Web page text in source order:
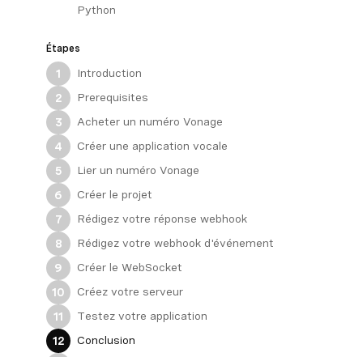
Python
Étapes
1
Introduction
2
Prerequisites
3
Acheter un numéro Vonage
4
Créer une application vocale
5
Lier un numéro Vonage
6
Créer le projet
7
Rédigez votre réponse webhook
8
Rédigez votre webhook d'événement
9
Créer le WebSocket
10
Créez votre serveur
11
Testez votre application
12
Conclusion